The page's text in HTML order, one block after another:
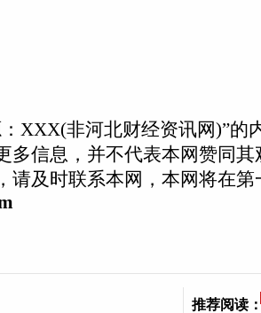
XXX(非河北财经资讯网)”的
多信息，并不代表本网赞同
请及时联系本网，本网将在第
推荐阅读